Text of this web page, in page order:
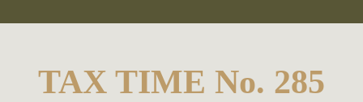
TAX TIME No. 285